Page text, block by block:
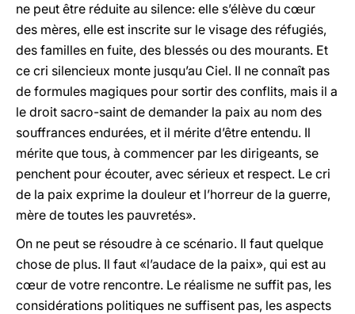
ne peut être réduite au silence: elle s’élève du cœur
des mères, elle est inscrite sur le visage des réfugiés,
des familles en fuite, des blessés ou des mourants. Et
ce cri silencieux monte jusqu’au Ciel. Il ne connaît pas
de formules magiques pour sortir des conflits, mais il a
le droit sacro-saint de demander la paix au nom des
souffrances endurées, et il mérite d’être entendu. Il
mérite que tous, à commencer par les dirigeants, se
penchent pour écouter, avec sérieux et respect. Le cri
de la paix exprime la douleur et l’horreur de la guerre,
mère de toutes les pauvretés».
On ne peut se résoudre à ce scénario. Il faut quelque
chose de plus. Il faut «l’audace de la paix», qui est au
cœur de votre rencontre. Le réalisme ne suffit pas, les
considérations politiques ne suffisent pas, les aspects